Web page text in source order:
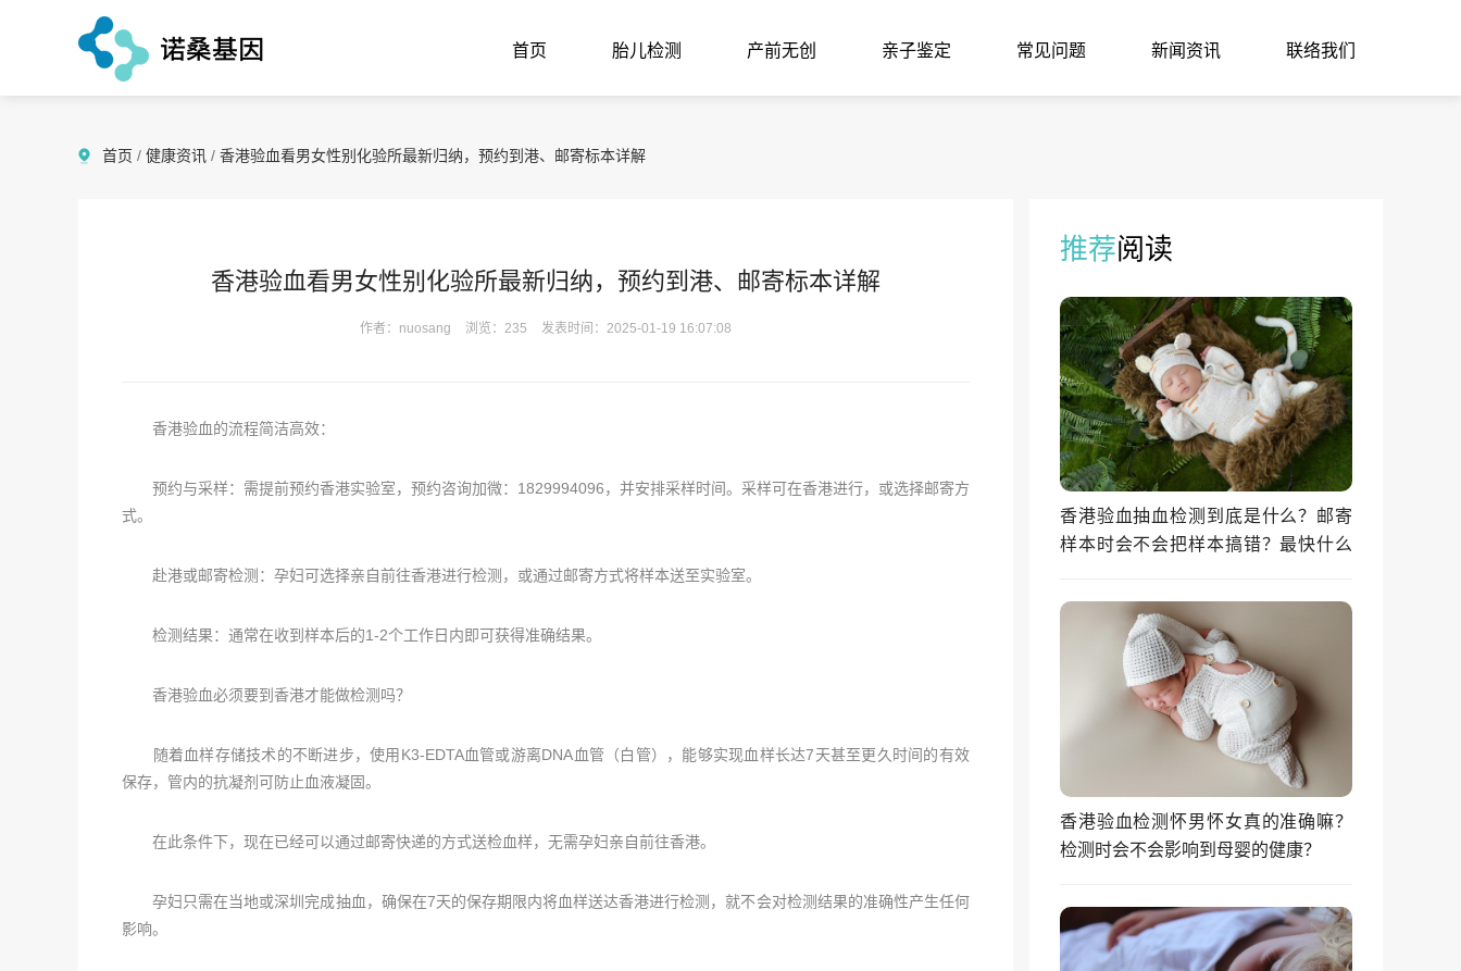
首页 胎儿检测 产前无创 亲子鉴定 常见问题 新闻资讯 联络我们
首页 / 健康资讯 / 香港验血看男女性别化验所最新归纳，预约到港、邮寄标本详解
香港验血看男女性别化验所最新归纳，预约到港、邮寄标本详解
作者：nuosang 浏览：235 发表时间：2025-01-19 16:07:08
香港验血的流程简洁高效：
预约与采样：需提前预约香港实验室，预约咨询加微：1829994096，并安排采样时间。采样可在香港进行，或选择邮寄方
式。
赴港或邮寄检测：孕妇可选择亲自前往香港进行检测，或通过邮寄方式将样本送至实验室。
检测结果：通常在收到样本后的1-2个工作日内即可获得准确结果。
香港验血必须要到香港才能做检测吗？
随着血样存储技术的不断进步，使用K3-EDTA血管或游离DNA血管（白管），能够实现血样长达7天甚至更久时间的有效
保存，管内的抗凝剂可防止血液凝固。
在此条件下，现在已经可以通过邮寄快递的方式送检血样，无需孕妇亲自前往香港。
孕妇只需在当地或深圳完成抽血，确保在7天的保存期限内将血样送达香港进行检测，就不会对检测结果的准确性产生任何
影响。
推荐阅读
香港验血抽血检测到底是什么？邮寄
样本时会不会把样本搞错？最快什么
香港验血检测怀男怀女真的准确嘛？
检测时会不会影响到母婴的健康？